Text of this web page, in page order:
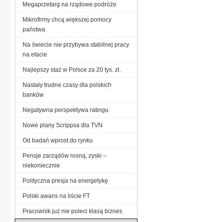
Megaprzetarg na rządowe podróże
Mikrofirmy chcą większej pomocy
państwa
Na świecie nie przybywa stabilnej pracy
na etacie
Najlepszy staż w Polsce za 20 tys. zł.
Nastały trudne czasy dla polskich
banków
Negatywna perspektywa ratingu
Nowe plany Scrippsa dla TVN
Od badań wprost do rynku
Pensje zarządów rosną, zyski –
niekoniecznie
Polityczna presja na energetykę
Polski awans na liście FT
Pracownik już nie poleci klasą biznes